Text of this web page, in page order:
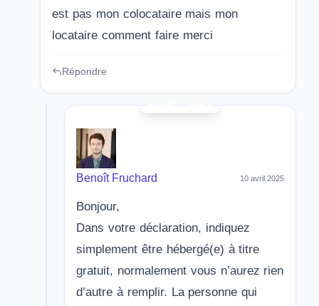
est pas mon colocataire mais mon
locataire comment faire merci
Répondre
Benoît Fruchard 10 avril 2025
Bonjour,
Dans votre déclaration, indiquez
simplement être hébergé(e) à titre
gratuit, normalement vous n’aurez rien
d’autre à remplir. La personne qui